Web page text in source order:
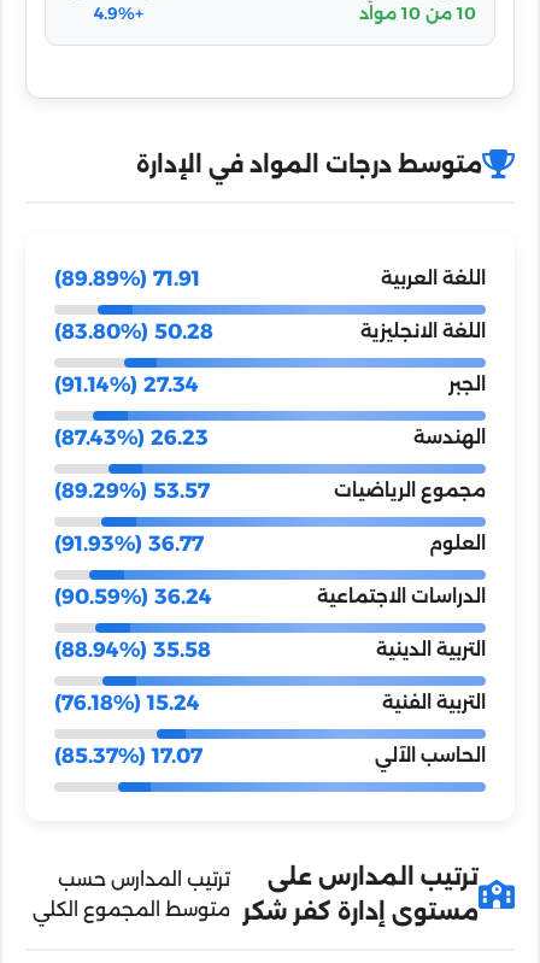
10 من 10 مواد +4.9%
متوسط درجات المواد في الإدارة
اللغة العربية 71.91 (89.89%)
اللغة الانجليزية 50.28 (83.80%)
الجبر 27.34 (91.14%)
الهندسة 26.23 (87.43%)
مجموع الرياضيات 53.57 (89.29%)
العلوم 36.77 (91.93%)
الدراسات الاجتماعية 36.24 (90.59%)
التربية الدينية 35.58 (88.94%)
التربية الفنية 15.24 (76.18%)
الحاسب الآلي 17.07 (85.37%)
ترتيب المدارس على
مستوى إدارة كفر شكر
ترتيب المدارس حسب
متوسط المجموع الكلي